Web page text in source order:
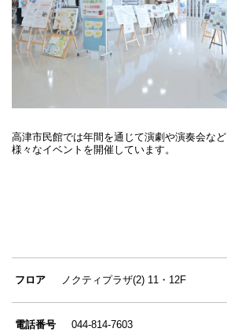
高津市民館では年間を通じて演劇や演奏会など
様々なイベントを開催しています。
フロア ノクティプラザ(2) 11・12F
電話番号 044-814-7603